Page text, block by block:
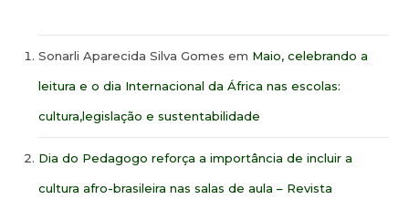
Sonarli Aparecida Silva Gomes em Maio, celebrando a
leitura e o dia Internacional da África nas escolas:
cultura,legislação e sustentabilidade
Dia do Pedagogo reforça a importância de incluir a
cultura afro-brasileira nas salas de aula – Revista